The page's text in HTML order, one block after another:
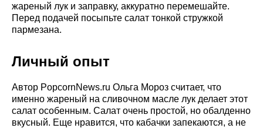
жареный лук и заправку, аккуратно перемешайте.
Перед подачей посыпьте салат тонкой стружкой
пармезана.
Личный опыт
Автор PopcornNews.ru Ольга Мороз считает, что
именно жареный на сливочном масле лук делает этот
салат особенным. Салат очень простой, но обалденно
вкусный. Еще нравится, что кабачки запекаются, а не